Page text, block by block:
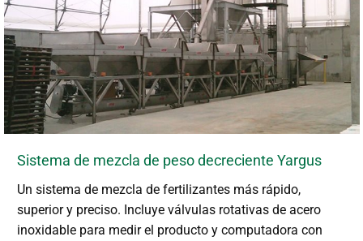
Sistema de mezcla de peso decreciente Yargus
Un sistema de mezcla de fertilizantes más rápido,
superior y preciso. Incluye válvulas rotativas de acero
inoxidable para medir el producto y computadora con